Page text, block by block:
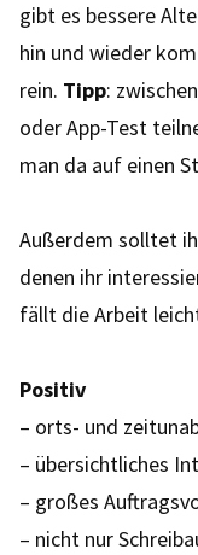
gibt es bessere
hin und wieder
rein. Tipp:
oder App-Test
man da auf einen
Außerdem solltet
denen ihr
fällt die Arbeit
Positiv
– orts- und
– übersichtliches
– großes
– nicht nur